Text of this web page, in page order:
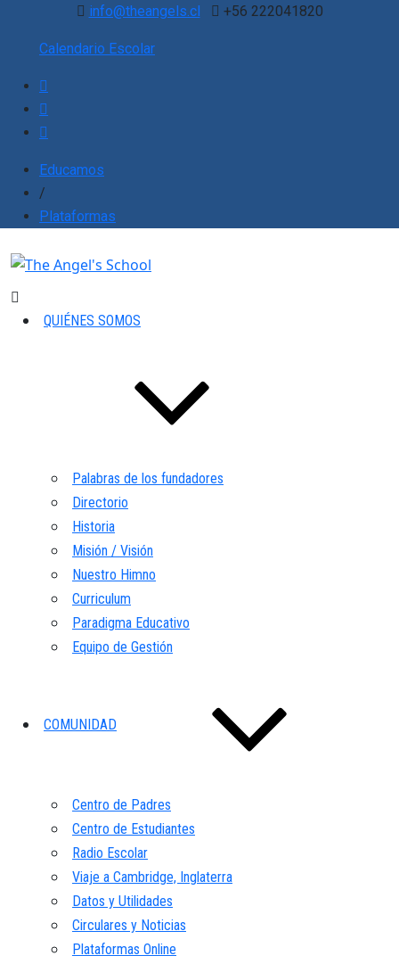
info@theangels.cl +56 222041820
Calendario Escolar
Educamos
/
Plataformas
QUIÉNES SOMOS
Palabras de los fundadores
Directorio
Historia
Misión / Visión
Nuestro Himno
Curriculum
Paradigma Educativo
Equipo de Gestión
COMUNIDAD
Centro de Padres
Centro de Estudiantes
Radio Escolar
Viaje a Cambridge, Inglaterra
Datos y Utilidades
Circulares y Noticias
Plataformas Online